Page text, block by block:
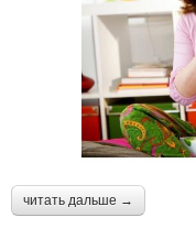
читать дальше →